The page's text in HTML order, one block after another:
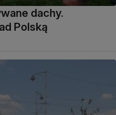
dachy.
Polską